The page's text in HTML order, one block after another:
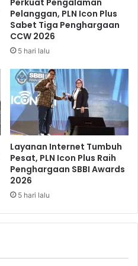
Pelanggan, PLN Icon Plus
Sabet Tiga Penghargaan
CCW 2026
5 hari lalu
Layanan Internet Tumbuh
Pesat, PLN Icon Plus Raih
Penghargaan SBBI Awards
2026
5 hari lalu